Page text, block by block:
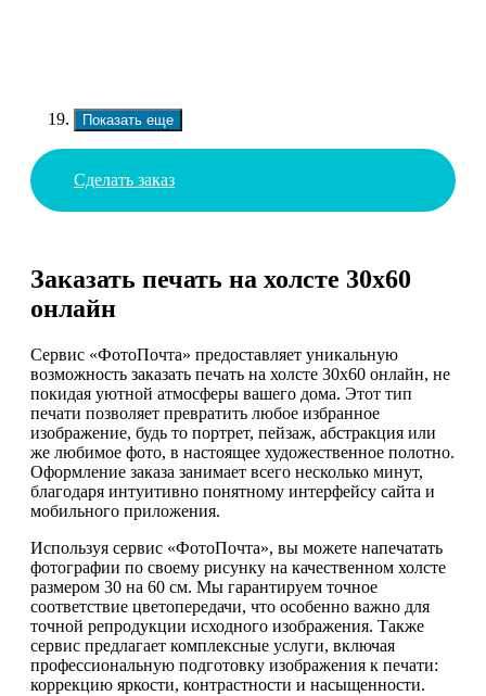
Показать еще
Сделать заказ
Заказать печать на холсте 30х60
онлайн
Сервис «ФотоПочта» предоставляет уникальную
возможность заказать печать на холсте 30х60 онлайн, не
покидая уютной атмосферы вашего дома. Этот тип
печати позволяет превратить любое избранное
изображение, будь то портрет, пейзаж, абстракция или
же любимое фото, в настоящее художественное полотно.
Оформление заказа занимает всего несколько минут,
благодаря интуитивно понятному интерфейсу сайта и
мобильного приложения.
Используя сервис «ФотоПочта», вы можете напечатать
фотографии по своему рисунку на качественном холсте
размером 30 на 60 см. Мы гарантируем точное
соответствие цветопередачи, что особенно важно для
точной репродукции исходного изображения. Также
сервис предлагает комплексные услуги, включая
профессиональную подготовку изображения к печати:
коррекцию яркости, контрастности и насыщенности.